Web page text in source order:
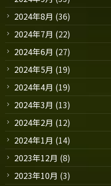
2024年8月 (36)
2024年7月 (22)
2024年6月 (27)
2024年5月 (19)
2024年4月 (19)
2024年3月 (13)
2024年2月 (12)
2024年1月 (14)
2023年12月 (8)
2023年10月 (3)